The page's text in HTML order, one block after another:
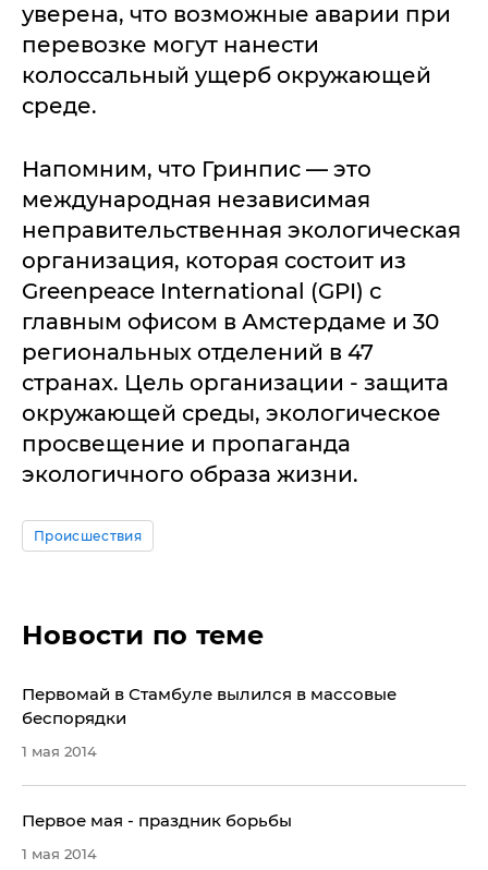
уверена, что возможные аварии при
перевозке могут нанести
колоссальный ущерб окружающей
среде.
Напомним, что Гринпис — это
международная независимая
неправительственная экологическая
организация, которая состоит из
Greenpeace International (GPI) с
главным офисом в Амстердаме и 30
региональных отделений в 47
странах. Цель организации - защита
окружающей среды, экологическое
просвещение и пропаганда
экологичного образа жизни.
Происшествия
Новости по теме
Первомай в Стамбуле вылился в массовые
беспорядки
1 мая 2014
Первое мая - праздник борьбы
1 мая 2014